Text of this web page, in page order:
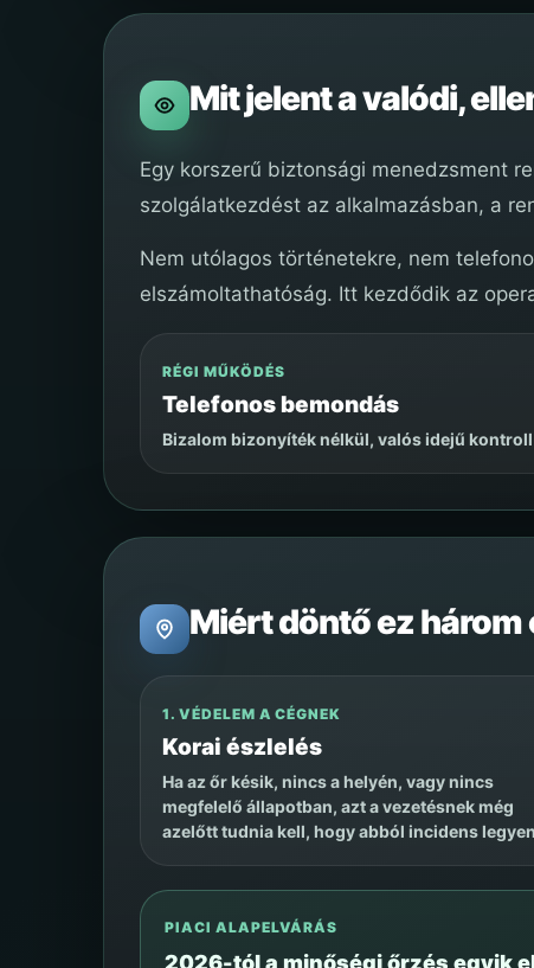
Mit jelent a valódi,
Egy korszerű biztonsági menedzsment
szolgálatkezdést az alkalmazásban, a
Nem utólagos történetekre, nem
elszámoltathatóság. Itt kezdődik az
RÉGI MŰKÖDÉS
Telefonos bemondás
Bizalom bizonyíték nélkül, valós idejű
Miért döntő ez három
1. VÉDELEM A CÉGNEK
Korai észlelés
Ha az őr késik, nincs a helyén, vagy nincs
megfelelő állapotban, azt a vezetésnek még
azelőtt tudnia kell, hogy abból incidens
PIACI ALAPELVÁRÁS
2026-tól a minőségi őrzés egyik